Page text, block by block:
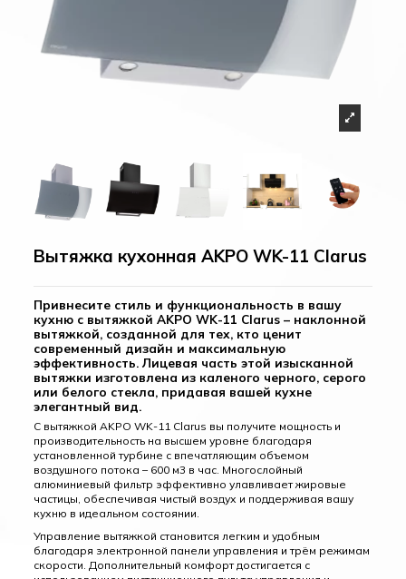
Вытяжка кухонная AKPO WK-11 Clarus
Привнесите стиль и функциональность в вашу
кухню с вытяжкой AKPO WK-11 Clarus – наклонной
вытяжкой, созданной для тех, кто ценит
современный дизайн и максимальную
эффективность. Лицевая часть этой изысканной
вытяжки изготовлена из каленого черного, серого
или белого стекла, придавая вашей кухне
элегантный вид.
С вытяжкой AKPO WK-11 Clarus вы получите мощность и
производительность на высшем уровне благодаря
установленной турбине с впечатляющим объемом
воздушного потока – 600 м3 в час. Многослойный
алюминиевый фильтр эффективно улавливает жировые
частицы, обеспечивая чистый воздух и поддерживая вашу
кухню в идеальном состоянии.
Управление вытяжкой становится легким и удобным
благодаря электронной панели управления и трём режимам
скорости. Дополнительный комфорт достигается с